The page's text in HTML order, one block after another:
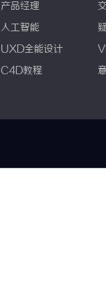
产品经理
人工智能
UXD全能设计
C4D教程